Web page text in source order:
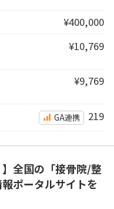
¥400,000
¥10,769
¥9,769
GA連携 219
全国の「接骨院/整
ポータルサイトを